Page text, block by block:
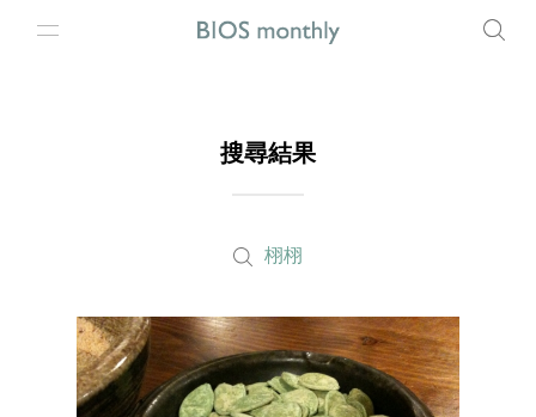
搜尋結果
栩栩